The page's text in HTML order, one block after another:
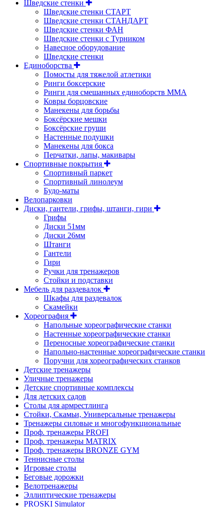
Шведские стенки
Шведские стенки СТАРТ
Шведские стенки СТАНДАРТ
Шведские стенки ФАН
Шведские стенки с Турником
Навесное оборудование
Шведские стенки
Единоборства
Помосты для тяжелой атлетики
Ринги боксерские
Ринги для смешанных единоборств ММА
Ковры борцовские
Манекены для борьбы
Боксёрские мешки
Боксёрские груши
Настенные подушки
Манекены для бокса
Перчатки, лапы, макивары
Спортивные покрытия
Спортивный паркет
Спортивный линолеум
Будо-маты
Велопарковки
Диски, гантели, грифы, штанги, гири
Грифы
Диски 51мм
Диски 26мм
Штанги
Гантели
Гири
Ручки для тренажеров
Стойки и подставки
Мебель для раздевалок
Шкафы для раздевалок
Скамейки
Хореография
Напольные хореографические станки
Настенные хореографические станки
Переносные хореографические станки
Напольно-настенные хореографические станки
Поручни для хореографических станков
Детские тренажеры
Уличные тренажеры
Детские спортивные комплексы
Для детских садов
Столы для армрестлинга
Стойки, Скамьи, Универсальные тренажеры
Тренажеры силовые и многофункциональные
Проф. тренажеры PROFI
Проф. тренажеры MATRIX
Проф. тренажеры BRONZE GYM
Теннисные столы
Игровые столы
Беговые дорожки
Велотренажеры
Эллиптические тренажеры
PROSKI Simulator